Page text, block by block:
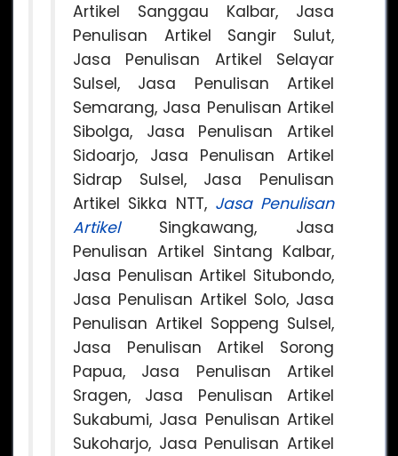
Artikel Sanggau Kalbar, Jasa
Penulisan Artikel Sangir Sulut,
Jasa Penulisan Artikel Selayar
Sulsel, Jasa Penulisan Artikel
Semarang, Jasa Penulisan Artikel
Sibolga, Jasa Penulisan Artikel
Sidoarjo, Jasa Penulisan Artikel
Sidrap Sulsel, Jasa Penulisan
Artikel Sikka NTT, Jasa Penulisan
ArtikelSingkawang, Jasa
Penulisan Artikel Sintang Kalbar,
Jasa Penulisan Artikel Situbondo,
Jasa Penulisan Artikel Solo, Jasa
Penulisan Artikel Soppeng Sulsel,
Jasa Penulisan Artikel Sorong
Papua, Jasa Penulisan Artikel
Sragen, Jasa Penulisan Artikel
Sukabumi, Jasa Penulisan Artikel
Sukoharjo, Jasa Penulisan Artikel